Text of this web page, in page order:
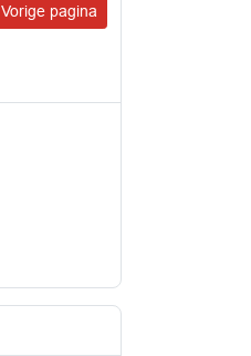
Vorige pagina